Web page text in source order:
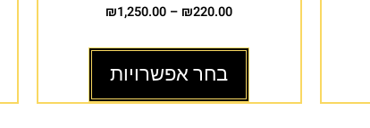
₪220.00
–
₪1,250.00
בחר אפשרויות